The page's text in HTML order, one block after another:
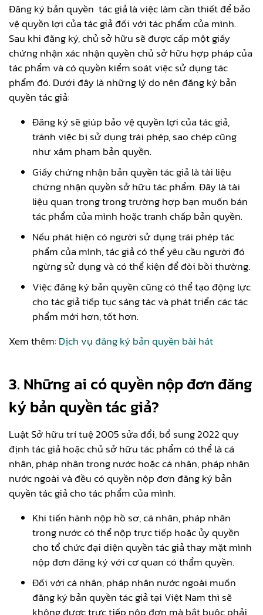
Đăng ký bản quyền tác giả là việc làm cần thiết để bảo
vệ quyền lợi của tác giả đối với tác phẩm của mình.
Sau khi đăng ký, chủ sở hữu sẽ được cấp một giấy
chứng nhận xác nhận quyền chủ sở hữu hợp pháp của
tác phẩm và có quyền kiểm soát việc sử dụng tác
phẩm đó. Dưới đây là những lý do nên đăng ký bản
quyền tác giả:
Đăng ký sẽ giúp bảo vệ quyền lợi của tác giả,
tránh việc bị sử dụng trái phép, sao chép cũng
như xâm phạm bản quyền.
Giấy chứng nhận bản quyền tác giả là tài liệu
chứng nhận quyền sở hữu tác phẩm. Đây là tài
liệu quan trọng trong trường hợp bạn muốn bán
tác phẩm của mình hoặc tranh chấp bản quyền.
Nếu phát hiện có người sử dụng trái phép tác
phẩm của mình, tác giả có thể yêu cầu người đó
ngừng sử dụng và có thể kiện để đòi bồi thường.
Việc đăng ký bản quyền cũng có thể tạo động lực
cho tác giả tiếp tục sáng tác và phát triển các tác
phẩm mới hơn, tốt hơn.
Xem thêm: Dịch vụ đăng ký bản quyền bài hát
3. Những ai có quyền nộp đơn đăng
ký bản quyền tác giả?
Luật Sở hữu trí tuệ 2005 sửa đổi, bổ sung 2022 quy
định tác giả hoặc chủ sở hữu tác phẩm có thể là cá
nhân, pháp nhân trong nước hoặc cá nhân, pháp nhân
nước ngoài và đều có quyền nộp đơn đăng ký bản
quyền tác giả cho tác phẩm của mình.
Khi tiến hành nộp hồ sơ, cá nhân, pháp nhân
trong nước có thể nộp trực tiếp hoặc ủy quyền
cho tổ chức đại diện quyền tác giả thay mặt mình
nộp đơn đăng ký với cơ quan có thẩm quyền.
Đối với cá nhân, pháp nhân nước ngoài muốn
đăng ký bản quyền tác giả tại Việt Nam thì sẽ
không được trực tiếp nộp đơn mà bắt buộc phải